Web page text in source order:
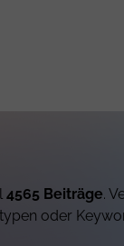
4565 Beiträge.
oder